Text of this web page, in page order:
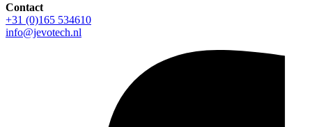
Contact
+31 (0)165 534610
info@jevotech.nl